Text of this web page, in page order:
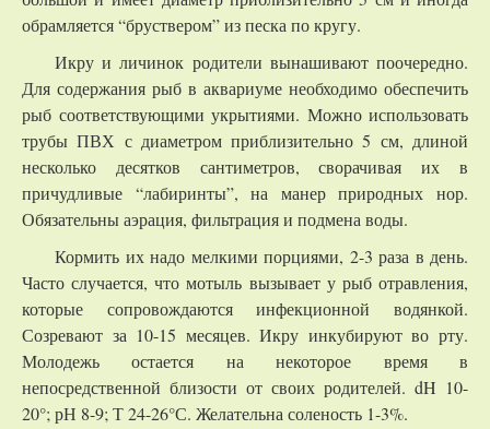
обрамляется “бруствером” из песка по кругу.
Икру и личинок родители вынашивают поочередно.
Для содержания рыб в аквариуме необходимо обеспечить
рыб соответствующими укрытиями. Можно использовать
трубы ПВХ с диаметром приблизительно 5 см, длиной
несколько десятков сантиметров, сворачивая их в
причудливые “лабиринты”, на манер природных нор.
Обязательны аэрация, фильтрация и подмена воды.
Кормить их надо мелкими порциями, 2-3 раза в день.
Часто случается, что мотыль вызывает у рыб отравления,
которые сопровождаются инфекционной водянкой.
Созревают за 10-15 месяцев. Икру инкубируют во рту.
Молодежь остается на некоторое время в
непосредственной близости от своих родителей. dH 10-
20°; рН 8-9; Т 24-26°С. Желательна соленость 1-3%.